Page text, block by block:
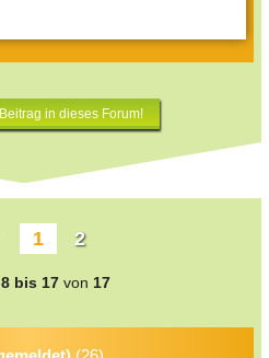
in dieses Forum!
1 2
8 bis 17 von 17